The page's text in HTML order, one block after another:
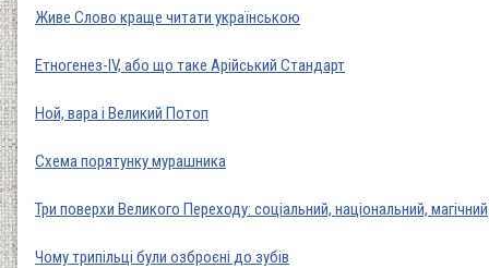
Живе Слово краще читати українською
Етногенез-IV, або що таке Арійський Стандарт
Ной, вара і Великий Потоп
Схема порятунку мурашника
Три поверхи Великого Переходу: соціальний, національний, магічний
Чому трипільці були озброєні до зубів